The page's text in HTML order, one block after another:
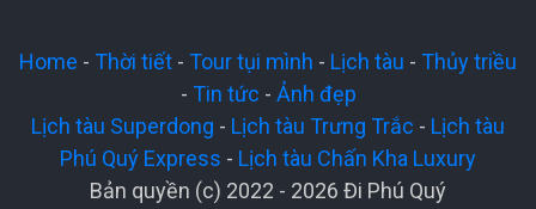
Home - Thời tiết - Tour tụi mình - Lịch tàu - Thủy triều
- Tin tức - Ảnh đẹp
Lịch tàu Superdong - Lịch tàu Trưng Trắc - Lịch tàu
Phú Quý Express - Lịch tàu Chấn Kha Luxury
Bản quyền (c) 2022 - 2026 Đi Phú Quý